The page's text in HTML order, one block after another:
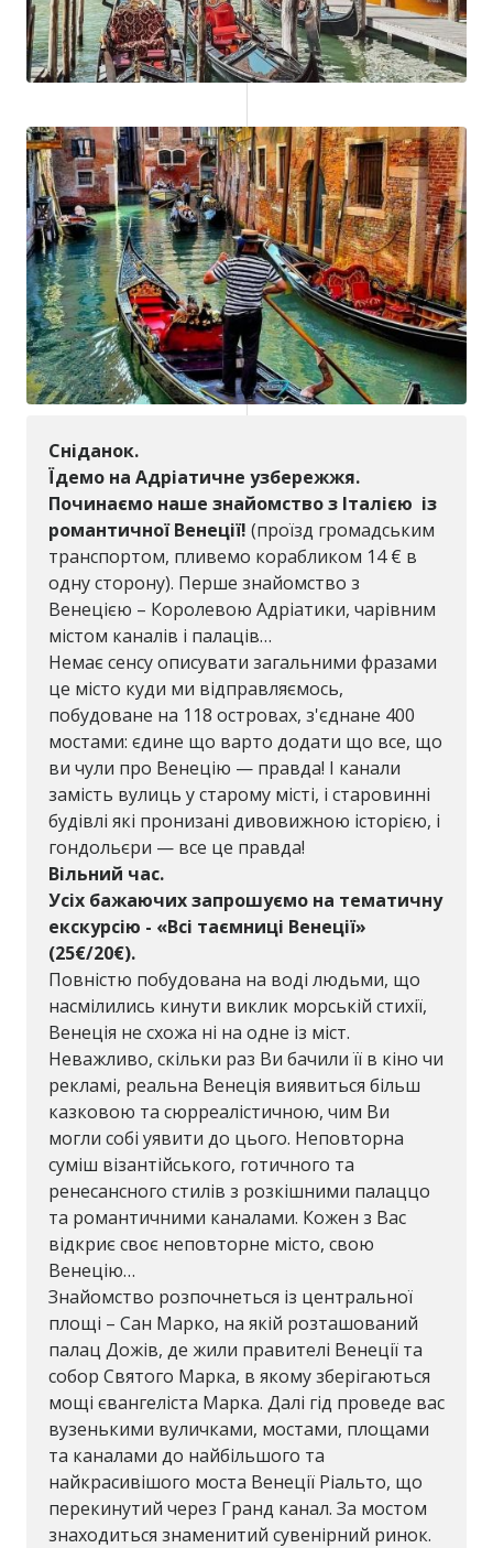
Сніданок.
Їдемо на Адріатичне узбережжя.
Починаємо наше знайомство з Італією із
романтичної Венеції! (проїзд громадським
транспортом, пливемо корабликом 14 € в
одну сторону). Перше знайомство з
Венецією – Королевою Адріатики, чарівним
містом каналів і палаців…
Немає сенсу описувати загальними фразами
це місто куди ми відправляємось,
побудоване на 118 островах, з'єднане 400
мостами: єдине що варто додати що все, що
ви чули про Венецію — правда! І канали
замість вулиць у старому місті, і старовинні
будівлі які пронизані дивовижною історією, і
гондольєри — все це правда!
Вільний час.
Усіх бажаючих запрошуємо на тематичну
екскурсію - «Всі таємниці Венеції»
(25€/20€).
Повністю побудована на воді людьми, що
насмілились кинути виклик морській стихії,
Венеція не схожа ні на одне із міст.
Неважливо, скільки раз Ви бачили її в кіно чи
рекламі, реальна Венеція виявиться більш
казковою та сюрреалістичною, чим Ви
могли собі уявити до цього. Неповторна
суміш візантійського, готичного та
ренесансного стилів з розкішними палаццо
та романтичними каналами. Кожен з Вас
відкриє своє неповторне місто, свою
Венецію…
Знайомство розпочнеться із центральної
площі – Сан Марко, на якій розташований
палац Дожів, де жили правителі Венеції та
собор Святого Марка, в якому зберігаються
мощі євангеліста Марка. Далі гід проведе вас
вузенькими вуличками, мостами, площами
та каналами до найбільшого та
найкрасивішого моста Венеції Ріальто, що
перекинутий через Гранд канал. За мостом
знаходиться знаменитий сувенірний ринок.